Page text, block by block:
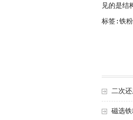
见的是结
标签:铁
二次
磁选